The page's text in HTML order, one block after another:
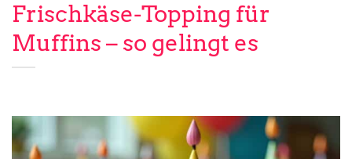
Frischkäse-Topping für
Muffins – so gelingt es